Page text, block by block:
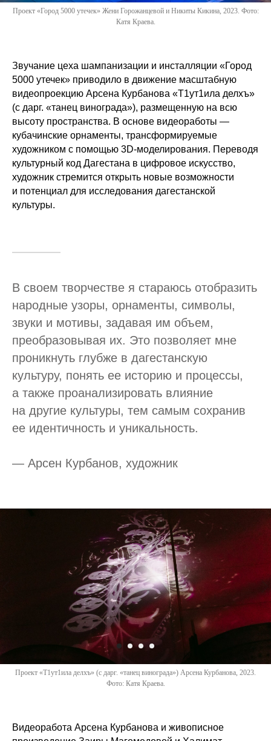
Проект «Город 5000 утечек» Жени Горожанцевой и Никиты Кикина, 2023. Фото:
Катя Краева.
Звучание цеха шампанизации и инсталляции «Город
5000 утечек» приводило в движение масштабную
видеопроекцию Арсена Курбанова «Т1ут1ила делхъ»
(с дарг. «танец винограда»), размещенную на всю
высоту пространства. В основе видеоработы —
кубачинские орнаменты, трансформируемые
художником с помощью 3D‑моделирования. Переводя
культурный код Дагестана в цифровое искусство,
художник стремится открыть новые возможности
и потенциал для исследования дагестанской
культуры.
В своем творчестве я стараюсь отобразить
народные узоры, орнаменты, символы,
звуки и мотивы, задавая им объем,
преобразовывая их. Это позволяет мне
проникнуть глубже в дагестанскую
культуру, понять ее историю и процессы,
а также проанализировать влияние
на другие культуры, тем самым сохранив
ее идентичность и уникальность.
— Арсен Курбанов, художник
Проект «Т1ут1ила делхъ» (с дарг. «танец винограда») Арсена Курбанова, 2023.
Фото: Катя Краева.
Видеоработа Арсена Курбанова и живописное
республики Дагестан сегодня.
Мы в соцсетях
Узнавайте первыми о
событиях в рассылке
телеграм дзен vk